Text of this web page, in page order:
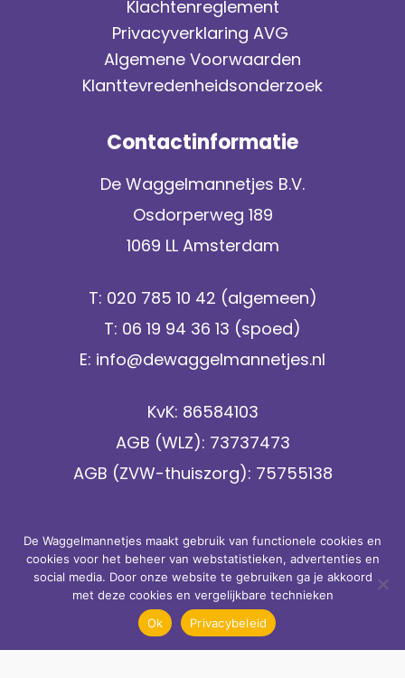
Klachtenreglement
Privacyverklaring AVG
Algemene Voorwaarden
Klanttevredenheidsonderzoek
Contactinformatie
De Waggelmannetjes B.V.
Osdorperweg 189
1069 LL Amsterdam
T: 020 785 10 42 (algemeen)
T: 06 19 94 36 13 (spoed)
E: info@dewaggelmannetjes.nl
KvK: 86584103
AGB (WLZ): 73737473
AGB (ZVW-thuiszorg): 75755138
Volg ons op socials
© De Waggelmannetjes B.V. 2026. Alle rechten
De Waggelmannetjes maakt gebruik van functionele cookies en
cookies voor het beheer van webstatistieken, advertenties en
social media. Door onze website te gebruiken ga je akkoord
met deze cookies en vergelijkbare technieken
Ok
Privacybeleid